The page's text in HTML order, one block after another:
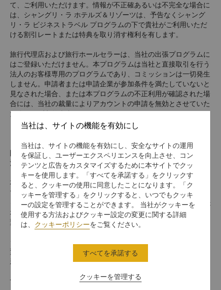
て、ご利用いただけます。情報が不正確あるいは不完全な場合に
は、シャングリ・ラ ホテルズ＆リゾーツは、予告なくシャング
リ・ラ ビジネストラベル プログラムの下で貴社がご利用いただ
ける割引レートまたは特典を取り消す権利を有します。
旅行代理店および旅行ホールセラーは、当社の出張プログラムに
はご登録いただけません。本プログラムは当社と直接取引を行う
法人のお客様専用のプログラムであり、コミッションは一切発生
しません。申請者または申請企業が参加条件を満たしていないと
見なされた場合、または本プログラムの不正利用が確認された場
合には、当社の裁量によりアカウントの申請を無効とさせていた
だくことがあります。
られた独自のプロモーションコードの共有は、貴社の社員のみに
限られており、譲渡や再販売を含み、当ホテルでの個人的なご宿
泊や商業的な目的を対象に第三者へ開示することはできません。
本プログラムの特典をご利用いただくゲストが実際に貴社の社員
であることを確認するため、チェックインの際、雇用の証明にな
るもの（会社のIDカードや名刺など）の提示が求められます。提
示ができない場合には、ホテルはご予約をフレキシブルレートに
変更する権利を有します。
変更することができます。本利用規約を定期的にご覧いただき最
新情報をご確認ください。シャングリ・ラ ビジネストラベル プ
ログラムへの参加は、貴社による本利用規約への同意を構成しま
す。
当社は、サイトの機能を有効にし
当社は、サイトの機能を有効にし、安全なサイトの運用
を保証し、ユーザーエクスペリエンスを向上させ、コン
テンツと広告をカスタマイズするために本サイトでクッ
キーを使用します。「すべてを承諾する」をクリックす
ると、クッキーの使用に同意したことになります。「ク
ッキーを管理する」をクリックすると、いつでもクッキ
ーの設定を管理することができます。 当社がクッキーを
使用する方法およびクッキー設定の変更に関する詳細
は、 クッキーポリシーをご覧ください。
クッキーを管理する
すべてを承諾する